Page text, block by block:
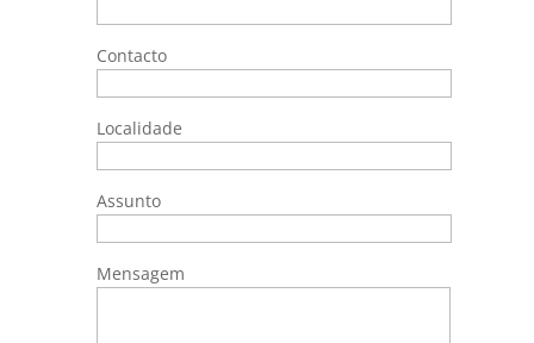
Contacto
Localidade
Assunto
Mensagem